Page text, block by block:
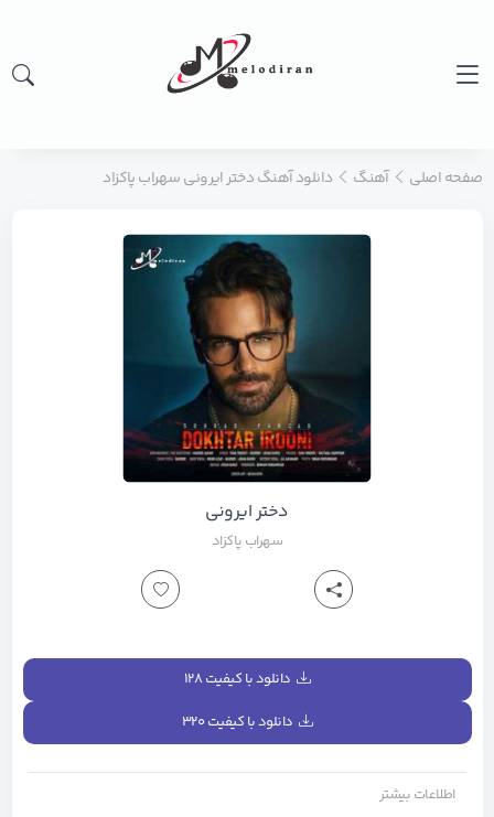
صفحه اصلی آهنگ دانلود آهنگ دختر ایرونی سهراب پاکزاد
دختر ایرونی
سهراب پاکزاد
دانلود با کیفیت ۱۲۸
دانلود با کیفیت ۳۲۰
اطلاعات بیشتر